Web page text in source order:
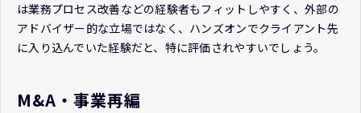
は業務プロセス改善などの経験者もフィットしやすく、外部の
アドバイザー的な立場ではなく、ハンズオンでクライアント先
に入り込んでいた経験だと、特に評価されやすいでしょう。
M&A・事業再編